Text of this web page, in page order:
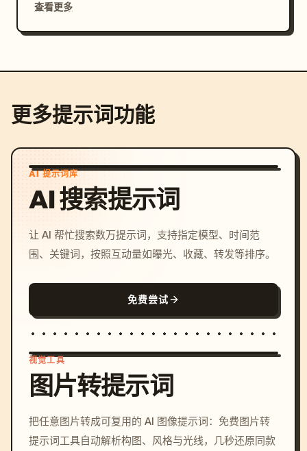
查看更多
更多提示词功能
AI 提示词库
AI 搜索提示词
让 AI 帮忙搜索数万提示词，支持指定模型、时间范
围、关键词，按照互动量如曝光、收藏、转发等排序。
免费尝试
c, cyberpunk sunset, neon
colors, 8k --v 6.0
视觉工具
图片转提示词
把任意图片转成可复用的 AI 图像提示词：免费图片转
提示词工具自动解析构图、风格与光线，几秒还原同款